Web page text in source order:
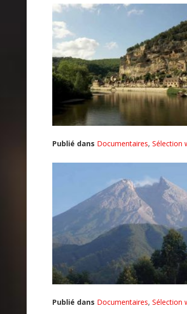
Publié dans Documentaires, Sélection
Publié dans Documentaires, Sélection